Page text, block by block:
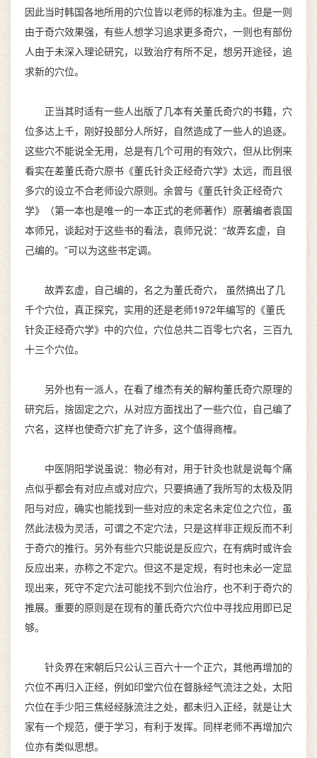
因此当时韩国各地所用的穴位皆以老师的标准为主。但是一则
由于奇穴效果强，有些人想学习追求更多奇穴，一则也有部份
人由于未深入理论研究，以致治疗有所不足，想另开途径，追
求新的穴位。
正当其时适有一些人出版了几本有关董氏奇穴的书籍，穴
位多达上千，刚好投部分人所好，自然造成了一些人的追逐。
这些穴不能说全无用，总是有几个可用的有效穴，但从比例来
看实在差董氏奇穴原书《董氏针灸正经奇穴学》太远，而且很
多穴的设立不合老师设穴原则。余曾与《董氏针灸正经奇穴
学》（第一本也是唯一的一本正式的老师著作）原著编者袁国
本师兄，谈起对于这些书的看法，袁师兄说：“故弄玄虚，自
己编的。”可以为这些书定调。
故弄玄虚，自己编的，名之为董氏奇穴， 虽然搞出了几
千个穴位，真正探究，实用的还是老师1972年编写的《董氏
针灸正经奇穴学》中的穴位，穴位总共二百零七穴名，三百九
十三个穴位。
另外也有一派人，在看了维杰有关的解构董氏奇穴原理的
研究后，捨固定之穴，从对应方面找出了一些穴位，自己编了
穴名，这样也使奇穴扩充了许多，这个值得商榷。
中医阴阳学说虽说：物必有对，用于针灸也就是说每个痛
点似乎都会有对应点或对应穴，只要搞通了我所写的太极及阴
阳与对应，确实也能找到一些对应的未定名未定位之穴位，虽
然此法极为灵活，可谓之不定穴法，只是这样非正规反而不利
于奇穴的推行。另外有些穴只能说是反应穴，在有病时或许会
反应出来，亦称之不定穴。但这不是定规，有时也未必一定显
现出来，死守不定穴法可能找不到穴位治疗，也不利于奇穴的
推展。重要的原则是在现有的董氏奇穴穴位中寻找应用即已足
够。
针灸界在宋朝后只公认三百六十一个正穴，其他再增加的
穴位不再归入正经，例如印堂穴位在督脉经气流注之处，太阳
穴位在手少阳三焦经经脉流注之处，都未归入正经，就是让大
家有一个规范，便于学习，有利于发挥。同样老师不再增加穴
位亦有类似思想。